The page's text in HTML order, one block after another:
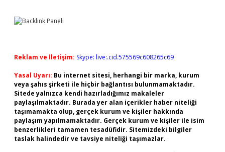
Reklam ve İletişim: Skype: live:.cid.575569c608265c69
Yasal Uyarı: Bu internet sitesi, herhangi bir marka, kurum
veya şahıs şirketi ile hiçbir bağlantısı bulunmamaktadır.
Sitede yalnızca kendi hazırladığımız makaleler
paylaşılmaktadır. Burada yer alan içerikler haber niteliği
taşımamakta olup, gerçek kurum ve kişiler hakkında
paylaşım yapılmamaktadır. Gerçek kurum ve kişiler ile isim
benzerlikleri tamamen tesadüfidir. Sitemizdeki bilgiler
taslak halindedir ve tavsiye niteliği taşımazlar.